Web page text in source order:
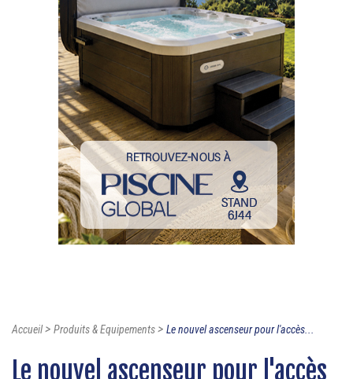
Accueil> Produits & Equipements> Le nouvel ascenseur pour l'accès...
Le nouvel ascenseur pour l'accès